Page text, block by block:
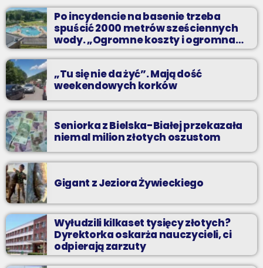
Planujesz domową prywatkę? Chcesz rozgrzać się przed
sobotnią imprezą? Masz ochotę pobawić się ze znajomymi przy
najlepszych dyskotekowych przebojach?
Po incydencie na basenie trzeba
spuścić 2000 metrów sześciennych
wody. „Ogromne koszty i ogromna
praca”
„Tu się nie da żyć”. Mają dość
weekendowych korków
Seniorka z Bielska-Białej przekazała
niemal milion złotych oszustom
Gigant z Jeziora Żywieckiego
Wyłudzili kilkaset tysięcy złotych?
Dyrektorka oskarża nauczycieli, ci
odpierają zarzuty